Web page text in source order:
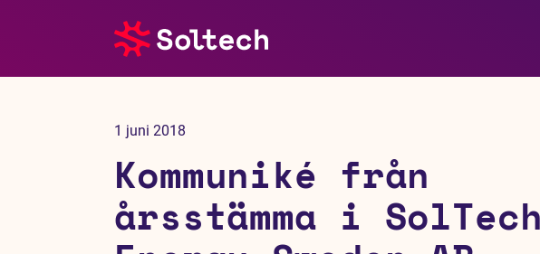
Tjänster
Referensprojekt
1 juni 2018
Kommuniké från
årsstämma i SolTech